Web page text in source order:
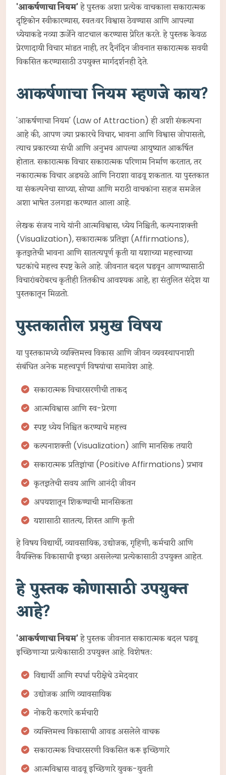
'आकर्षणाचा नियम'हे पुस्तक अशा प्रत्येक वाचकाला सकारात्मक
दृष्टिकोन स्वीकारण्यास, स्वतःवर विश्वास ठेवण्यास आणि आपल्या
ध्येयाकडे नव्या ऊर्जेने वाटचाल करण्यास प्रेरित करते. हे पुस्तक केवळ
प्रेरणादायी विचार मांडत नाही, तर दैनंदिन जीवनात सकारात्मक सवयी
विकसित करण्यासाठी उपयुक्त मार्गदर्शनही देते.
आकर्षणाचा नियम म्हणजे काय?
'आकर्षणाचा नियम' (Law of Attraction) ही अशी संकल्पना
आहे की, आपण ज्या प्रकारचे विचार, भावना आणि विश्वास जोपासतो,
त्याच प्रकारच्या संधी आणि अनुभव आपल्या आयुष्यात आकर्षित
होतात. सकारात्मक विचार सकारात्मक परिणाम निर्माण करतात, तर
नकारात्मक विचार अडथळे आणि निराशा वाढवू शकतात. या पुस्तकात
या संकल्पनेचा साध्या, सोप्या आणि मराठी वाचकांना सहज समजेल
अशा भाषेत उलगडा करण्यात आला आहे.
लेखक संजय नाथे यांनी आत्मविश्वास, ध्येय निश्चिती, कल्पनाशक्ती
(Visualization), सकारात्मक प्रतिज्ञा (Affirmations),
कृतज्ञतेची भावना आणि सातत्यपूर्ण कृती या यशाच्या महत्त्वाच्या
घटकांचे महत्त्व स्पष्ट केले आहे. जीवनात बदल घडवून आणण्यासाठी
विचारांबरोबरच कृतीही तितकीच आवश्यक आहे, हा संतुलित संदेश या
पुस्तकातून मिळतो.
पुस्तकातील प्रमुख विषय
या पुस्तकामध्ये व्यक्तिमत्त्व विकास आणि जीवन व्यवस्थापनाशी
संबंधित अनेक महत्त्वपूर्ण विषयांचा समावेश आहे.
सकारात्मक विचारसरणीची ताकद
आत्मविश्वास आणि स्व-प्रेरणा
स्पष्ट ध्येय निश्चित करण्याचे महत्त्व
कल्पनाशक्ती (Visualization) आणि मानसिक तयारी
सकारात्मक प्रतिज्ञांचा (Positive Affirmations) प्रभाव
कृतज्ञतेची सवय आणि आनंदी जीवन
अपयशातून शिकण्याची मानसिकता
यशासाठी सातत्य, शिस्त आणि कृती
हे विषय विद्यार्थी, व्यावसायिक, उद्योजक, गृहिणी, कर्मचारी आणि
वैयक्तिक विकासाची इच्छा असलेल्या प्रत्येकासाठी उपयुक्त आहेत.
हे पुस्तक कोणासाठी उपयुक्त
आहे?
'आकर्षणाचा नियम'हे पुस्तक जीवनात सकारात्मक बदल घडवू
इच्छिणाऱ्या प्रत्येकासाठी उपयुक्त आहे. विशेषतः:
विद्यार्थी आणि स्पर्धा परीक्षेचे उमेदवार
उद्योजक आणि व्यावसायिक
नोकरी करणारे कर्मचारी
व्यक्तिमत्त्व विकासाची आवड असलेले वाचक
सकारात्मक विचारसरणी विकसित करू इच्छिणारे
आत्मविश्वास वाढवू इच्छिणारे युवक-युवती